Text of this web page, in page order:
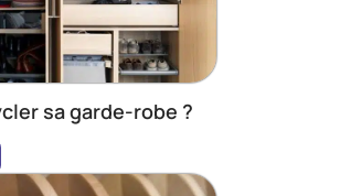
sa garde-robe ?